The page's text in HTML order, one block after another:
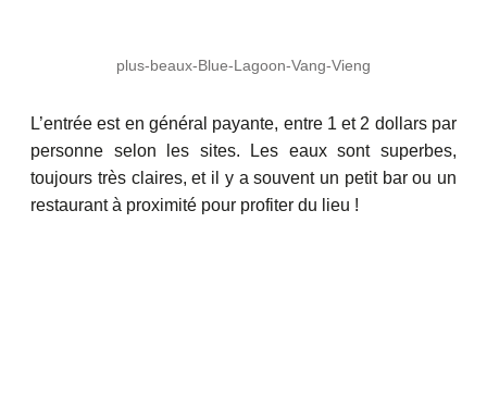
plus-beaux-Blue-Lagoon-Vang-Vieng
L’entrée est en général payante, entre 1 et 2 dollars par
personne selon les sites. Les eaux sont superbes,
toujours très claires, et il y a souvent un petit bar ou un
restaurant à proximité pour profiter du lieu !